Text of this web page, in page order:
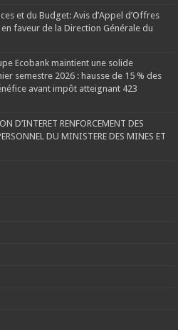
et du Budget: Avis d’Appel d’Offres
faveur de la Direction Générale du
Ecobank maintient une solide
semestre 2026 : hausse de 15 % des
avant impôt atteignant 423
D’INTERET RENFORCEMENT DES
DU MINISTERE DES MINES ET